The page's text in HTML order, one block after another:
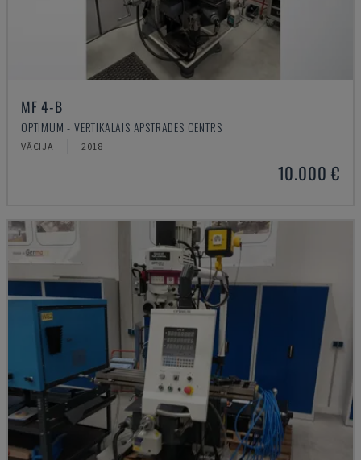
MF 4-B
OPTIMUM - VERTIKĀLAIS APSTRĀDES CENTRS
VĀCIJA 2018
10.000 €